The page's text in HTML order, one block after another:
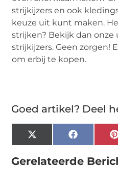
strijkijzers en ook
keuze uit kunt maken.
strijken? Bekijk dan
strijkijzers. Geen zorgen!
om erbij te kopen.
Goed artikel? Deel
X
(Twitter)
Facebook
Gerelateerde